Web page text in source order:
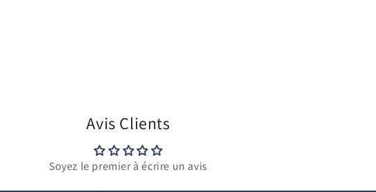
Avis Clients
Soyez le premier à écrire un avis